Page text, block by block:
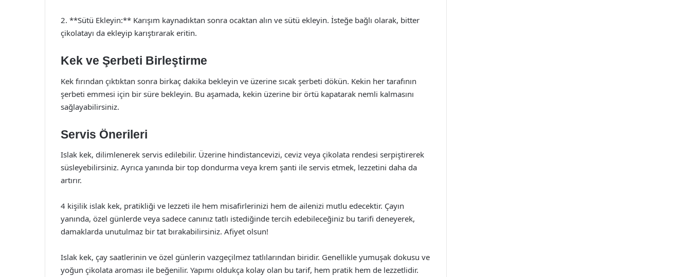
2. **Sütü Ekleyin:** Karışım kaynadıktan sonra ocaktan alın ve sütü ekleyin. İsteğe bağlı olarak, bitter
çikolatayı da ekleyip karıştırarak eritin.
Kek ve Şerbeti Birleştirme
Kek fırından çıktıktan sonra birkaç dakika bekleyin ve üzerine sıcak şerbeti dökün. Kekin her tarafının
şerbeti emmesi için bir süre bekleyin. Bu aşamada, kekin üzerine bir örtü kapatarak nemli kalmasını
sağlayabilirsiniz.
Servis Önerileri
Islak kek, dilimlenerek servis edilebilir. Üzerine hindistancevizi, ceviz veya çikolata rendesi serpiştirerek
süsleyebilirsiniz. Ayrıca yanında bir top dondurma veya krem şanti ile servis etmek, lezzetini daha da
artırır.
4 kişilik islak kek, pratikliği ve lezzeti ile hem misafirlerinizi hem de ailenizi mutlu edecektir. Çayın
yanında, özel günlerde veya sadece canınız tatlı istediğinde tercih edebileceğiniz bu tarifi deneyerek,
damaklarda unutulmaz bir tat bırakabilirsiniz. Afiyet olsun!
Islak kek, çay saatlerinin ve özel günlerin vazgeçilmez tatlılarından biridir. Genellikle yumuşak dokusu ve
yoğun çikolata aroması ile beğenilir. Yapımı oldukça kolay olan bu tarif, hem pratik hem de lezzetlidir.